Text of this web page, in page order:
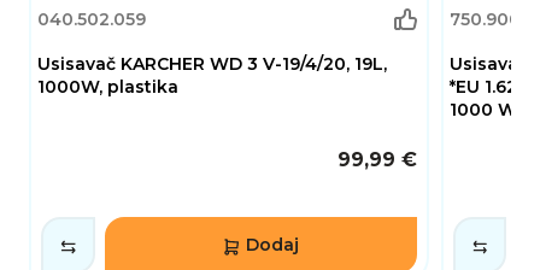
040.502.059
Usisavač KARCHER WD 3 V-19/4/20, 19L,
1000W, plastika
99,99 €
Dodaj
Usisavač
*EU
1000 W,